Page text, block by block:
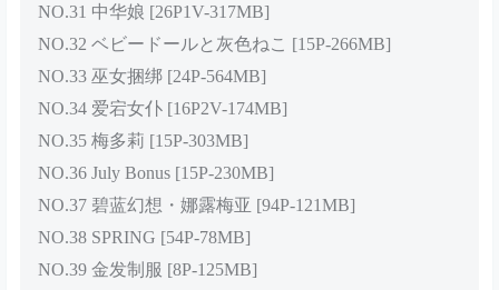
NO.31 中华娘 [26P1V-317MB]
NO.32 ベビードールと灰色ねこ [15P-266MB]
NO.33 巫女捆绑 [24P-564MB]
NO.34 爱宕女仆 [16P2V-174MB]
NO.35 梅多莉 [15P-303MB]
NO.36 July Bonus [15P-230MB]
NO.37 碧蓝幻想・娜露梅亚 [94P-121MB]
NO.38 SPRING [54P-78MB]
NO.39 金发制服 [8P-125MB]